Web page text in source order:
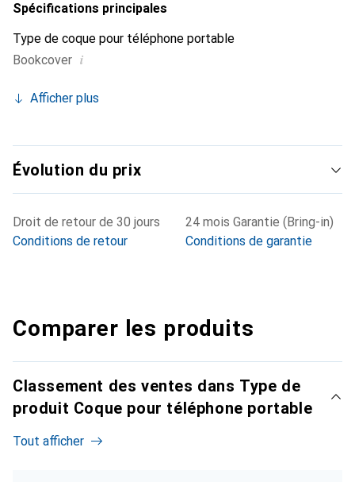
Spécifications principales
Type de coque pour téléphone portable
Bookcover i
Afficher plus
Évolution du prix
Droit de retour de 30 jours
Conditions de retour
24 mois Garantie (Bring-in)
Conditions de garantie
Comparer les produits
Classement des ventes dans Type de
produit Coque pour téléphone portable
Tout afficher